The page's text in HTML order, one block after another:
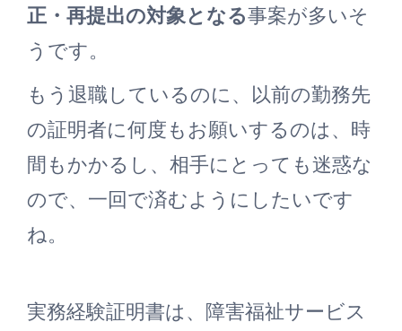
正・再提出の対象となる事案が多いそ
うです。
もう退職しているのに、以前の勤務先
の証明者に何度もお願いするのは、時
間もかかるし、相手にとっても迷惑な
ので、一回で済むようにしたいです
ね。
実務経験証明書は、障害福祉サービス